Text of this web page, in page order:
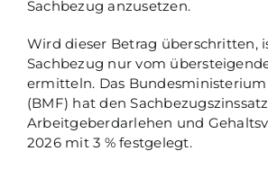
Sachbezug anzusetzen.
Wird dieser Betrag überschritten,
Sachbezug nur vom
ermitteln. Das
(BMF) hat den
Arbeitgeberdarlehen und
2026 mit 3 % festgelegt.